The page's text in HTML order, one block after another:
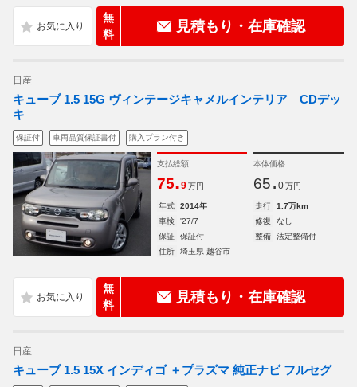
無
料
見積もり・在庫確認
日産
キューブ 1.5 15G ヴィンテージキャメルインテリア CDデッ
キ
保証付 車両品質保証書付 購入プラン付き
支払総額
75.9 万円
本体価格
65. 0 万円
年式 2014年 走行
1.7万km
車検
'27/7 修復
なし
保証
保証付 整備
法定整備付
住所
埼玉県 越谷市
無
料
見積もり・在庫確認
日産
キューブ 1.5 15X インディゴ ＋プラズマ 純正ナビ フルセグ